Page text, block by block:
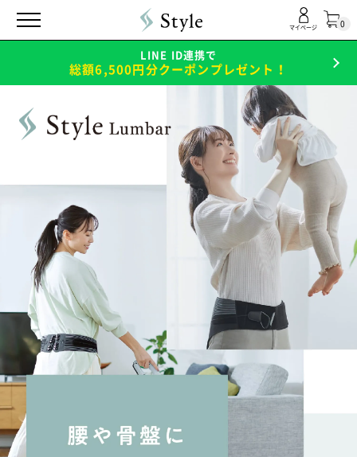
0
マイページ
LINE ID連携で
総額6,500円分クーポンプレゼント！